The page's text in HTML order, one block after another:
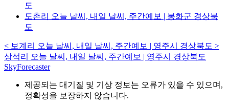
도
도촌리 오늘 날씨, 내일 날씨, 주간예보 | 봉화군 경상북
도
< 보계리 오늘 날씨, 내일 날씨, 주간예보 | 영주시 경상북도 >
상석리 오늘 날씨, 내일 날씨, 주간예보 | 영주시 경상북도
SkyForecaster
제공되는 대기질 및 기상 정보는 오류가 있을 수 있으며,
정확성을 보장하지 않습니다.